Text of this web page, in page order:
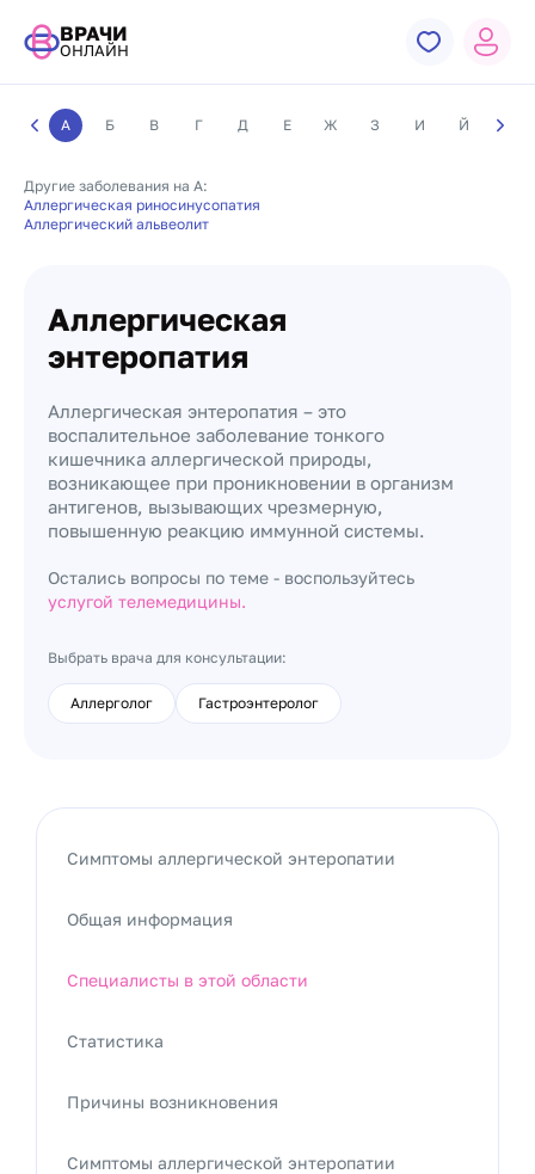
ВРАЧИ
ОНЛАЙН
А Б В Г Д Е Ж З И Й К
Другие заболевания на А:
Аллергическая риносинусопатия
Аллергический альвеолит
Аллергическая
энтеропатия
Аллергическая энтеропатия – это
воспалительное заболевание тонкого
кишечника аллергической природы,
возникающее при проникновении в организм
антигенов, вызывающих чрезмерную,
повышенную реакцию иммунной системы.
Остались вопросы по теме - воспользуйтесь
услугой телемедицины.
Выбрать врача для консультации:
Аллерголог Гастроэнтеролог
Симптомы аллергической энтеропатии
Общая информация
Специалисты в этой области
Статистика
Причины возникновения
Симптомы аллергической энтеропатии